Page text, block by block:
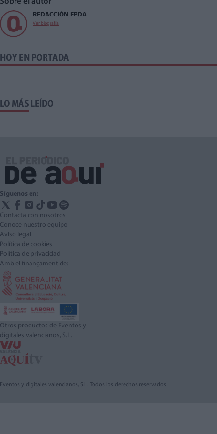
Sobre el autor
REDACCIÓN EPDA
Ver biografía
HOY EN PORTADA
LO MÁS LEÍDO
Síguenos en:
Contacta con nosotros
Conoce nuestro equipo
Aviso legal
Política de cookies
Política de privacidad
Amb el finançament de:
Otros productos de Eventos y
digitales valencianos, S.L.
Eventos y digitales valencianos, S.L. Todos los derechos reservados